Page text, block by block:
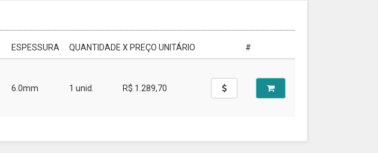
ESPESSURA QUANTIDADE X PREÇO UNITÁRIO #
6.0mm 1 unid. R$ 1.289,70